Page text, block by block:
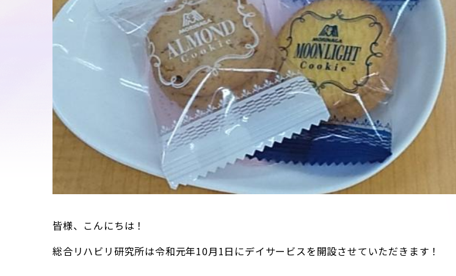
皆様、こんにちは！
総合リハビリ研究所は令和元年10月1日にデイサービスを開設させていただきます！